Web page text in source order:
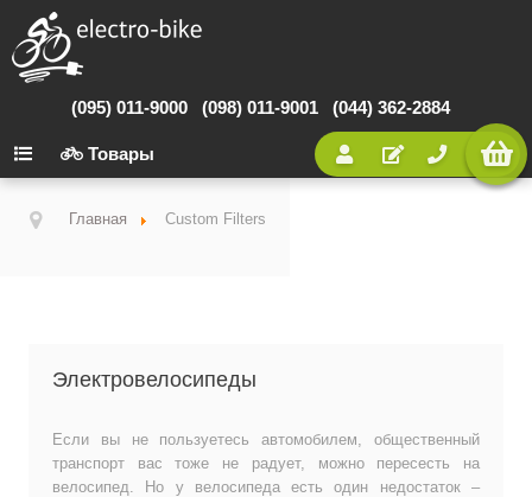
(095) 011-9000 (098) 011-9001 (044) 362-2884
Товары
Главная Custom Filters
Электровелосипеды
Если вы не пользуетесь автомобилем, общественный
транспорт вас тоже не радует, можно пересесть на
велосипед. Но у велосипеда есть один недостаток –